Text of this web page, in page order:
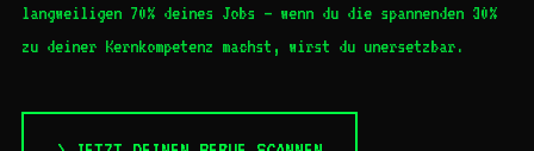
langweiligen 70% deines Jobs – wenn du die spannenden 30%
zu deiner Kernkompetenz machst, wirst du unersetzbar.